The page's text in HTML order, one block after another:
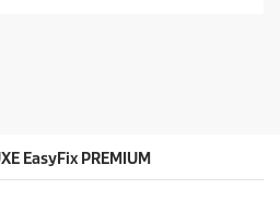
EasyFix PREMIUM